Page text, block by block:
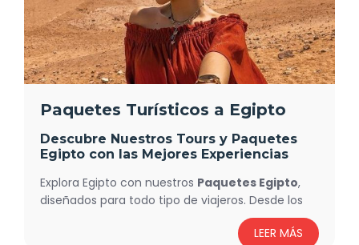
Paquetes Turísticos a Egipto
Descubre Nuestros Tours y Paquetes
Egipto con las Mejores Experiencias
Explora Egipto con nuestros Paquetes Egipto,
diseñados para todo tipo de viajeros. Desde los
El Cairo,
Crucero por el Nilo, Luxor y Asuán, hasta viajes de
LEER MÁS